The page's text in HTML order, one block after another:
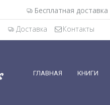
Бесплатная доставка
Доставка Контакты
ГЛАВНАЯ КНИГИ